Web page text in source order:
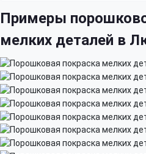
Примеры
мелких деталей в